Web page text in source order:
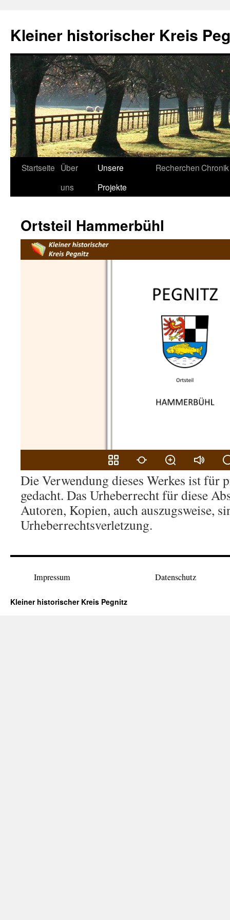
springen
Kleiner historischer Kreis
Startseite Über
uns
Unsere
Projekte
RecherchenChronik
Ortsteil Hammerbühl
Die Verwendung dieses Werkes ist für
gedacht. Das Urheberrecht für diese
Autoren, Kopien, auch auszugsweise,
Urheberrechtsverletzung.
Impressum Datenschutz
Kleiner historischer Kreis Pegnitz